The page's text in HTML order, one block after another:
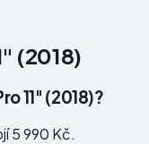
(2018)
11" (2018)?
5 990 Kč.